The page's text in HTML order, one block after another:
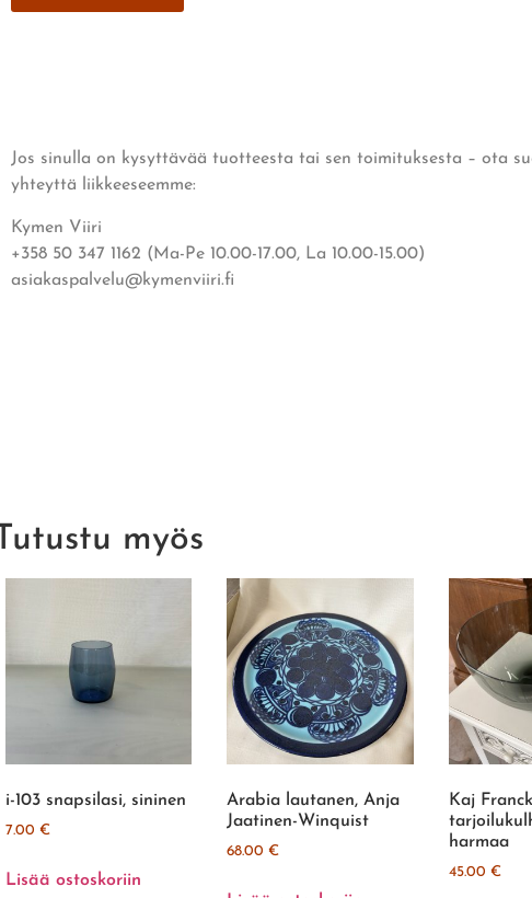
Jos sinulla on kysyttävää tuotteesta tai sen toimituksesta – ota
yhteyttä liikkeeseemme:
Kymen Viiri
+358 50 347 1162 (Ma-Pe 10.00-17.00, La 10.00-15.00)
asiakaspalvelu@kymenviiri.fi
Tutustu myös
i-103 snapsilasi, sininen
7.00 €
Lisää ostoskoriin
Arabia lautanen, Anja
Jaatinen-Winquist
68.00€
Kaj Franck
harmaa
45.00 €